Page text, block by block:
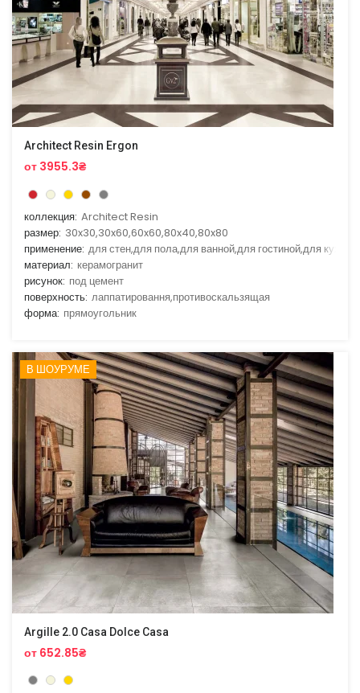
Architect Resin Ergon
от 3955.3₴
коллекция: Architect Resin
размер: 30x30,30x60,60x60,80x40,80x80
применение: для стен,для пола,для ванной,для гостиной,для кухни
материал: керамогранит
рисунок: под цемент
поверхность: лаппатировання,противоскальзящая
форма: прямоугольник
В ШОУРУМЕ
Argille 2.0 Casa Dolce Casa
от 652.85₴